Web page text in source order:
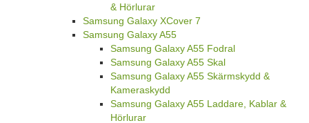
& Hörlurar
Samsung Galaxy XCover 7
Samsung Galaxy A55
Samsung Galaxy A55 Fodral
Samsung Galaxy A55 Skal
Samsung Galaxy A55 Skärmskydd &
Kameraskydd
Samsung Galaxy A55 Laddare, Kablar &
Hörlurar